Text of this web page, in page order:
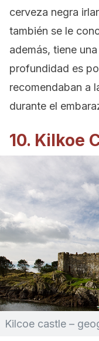
cerveza negra
también se le
además, tiene
profundidad es
recomendaban a
durante el
10. Kilkoe
Kilcoe castle –